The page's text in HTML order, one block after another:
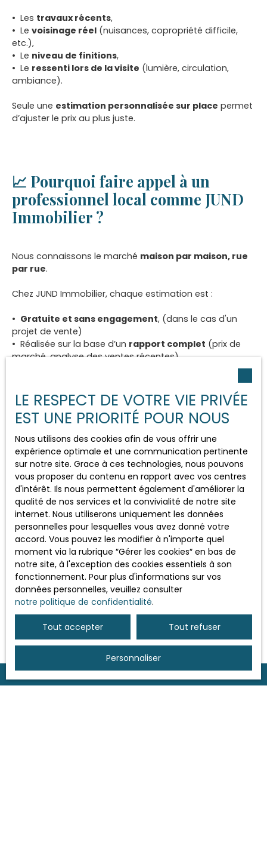
Les travaux récents,
Levoisinage réel (nuisances, copropriété difficile,
etc.),
Le niveau de finitions,
Le ressenti lors de la visite (lumière, circulation,
ambiance).
Seule une estimation personnalisée sur place permet
d’ajuster le prix au plus juste.
📈 Pourquoi faire appel à un
professionnel local comme JUND
Immobilier ?
Nous connaissons le marché maison par maison, rue
par rue.
Chez JUND Immobilier, chaque estimation est :
Gratuite et sans engagement, (dans le cas d'un
projet de vente)
Réalisée sur la base d’un rapport complet (prix de
marché, analyse des ventes récentes),
Notre objectif :vous aider à vendre vite, bien, et sans
stress
🤝 Prêt à connaître la valeur réelle
de votre bien ?
Vous envisagez de vendre
Haguenau , Bischwillerou Brumath?
Demandez dès maintenant votre
estimation
offerte
par un professionnel de proximité.
📞 Contactez-nous ou remplissez notre formulaire ci
dessous 👇
LE RESPECT DE VOTRE VIE PRIVÉE
EST UNE PRIORITÉ POUR NOUS
Nous utilisons des cookies afin de vous offrir une
expérience optimale et une communication pertinente
sur notre site. Grace à ces technologies, nous pouvons
vous proposer du contenu en rapport avec vos centres
d'intérêt. Ils nous permettent également d'améliorer la
qualité de nos services et la convivialité de notre site
internet. Nous utiliserons uniquement les données
personnelles pour lesquelles vous avez donné votre
accord. Vous pouvez les modifier à n'importe quel
moment via la rubrique ″Gérer les cookies″ en bas de
notre site, à l'exception des cookies essentiels à son
fonctionnement. Pour plus d'informations sur vos
données personnelles, veuillez consulter
notre politique de confidentialité.
Tout accepter Tout refuser
Personnaliser